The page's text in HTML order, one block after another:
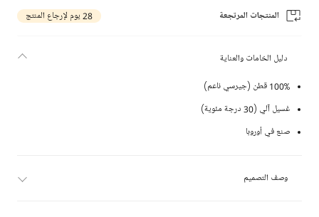
المنتجات المرتجعة 28 يوم لإرجاع المنتج
دليل الخامات والعناية
100% قطن (جيرسي ناعم)
غسيل آلي (30 درجة مئوية)
صنع في أوروبا
وصف التصميم